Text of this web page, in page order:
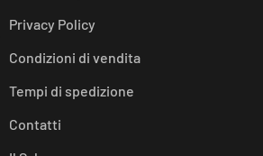
Privacy Policy
Condizioni di vendita
Tempi di spedizione
Contatti